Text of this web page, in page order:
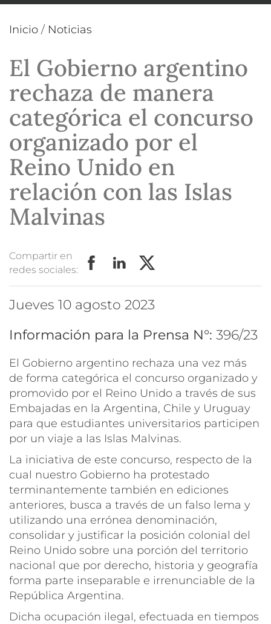
Inicio / Noticias
El Gobierno argentino
rechaza de manera
categórica el concurso
organizado por el
Reino Unido en
relación con las Islas
Malvinas
Compartir en
redes sociales:
jueves 10 agosto 2023
Información para la Prensa N°: 396/23
El Gobierno argentino rechaza una vez más
de forma categórica el concurso organizado y
promovido por el Reino Unido a través de sus
Embajadas en la Argentina, Chile y Uruguay
para que estudiantes universitarios participen
por un viaje a las Islas Malvinas.
La iniciativa de este concurso, respecto de la
cual nuestro Gobierno ha protestado
terminantemente también en ediciones
anteriores, busca a través de un falso lema y
utilizando una errónea denominación,
consolidar y justificar la posición colonial del
Reino Unido sobre una porción del territorio
nacional que por derecho, historia y geografía
forma parte inseparable e irrenunciable de la
República Argentina.
Dicha ocupación ilegal, efectuada en tiempos